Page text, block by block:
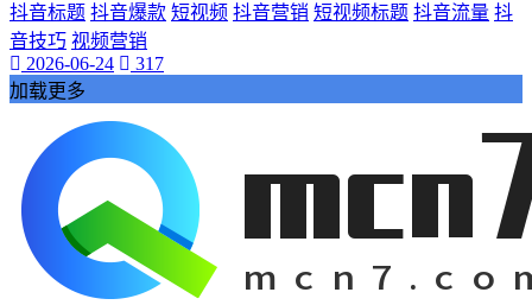
推广工具
抖音热度爆发
揭示其背后的巨大潜力。
还为我们的学习和工作提供了前所未有的便利。本文将带您深
入探索视频网页的魅力
视频网页已经成为我们日常生活中不可或缺的一部分。它不仅
改变了我们的娱乐方式
数字内容part1:在当今的数字化时代
网络娱乐
视频网页
抖音标题 抖音爆款 短视频 抖音营销 短视频标题 抖音流量 抖
音技巧 视频营销
2026-06-24
317
加载更多